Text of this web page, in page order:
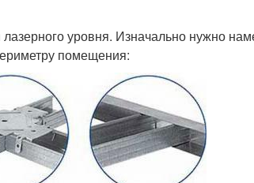
уровня. Изначально нужно
помещения: